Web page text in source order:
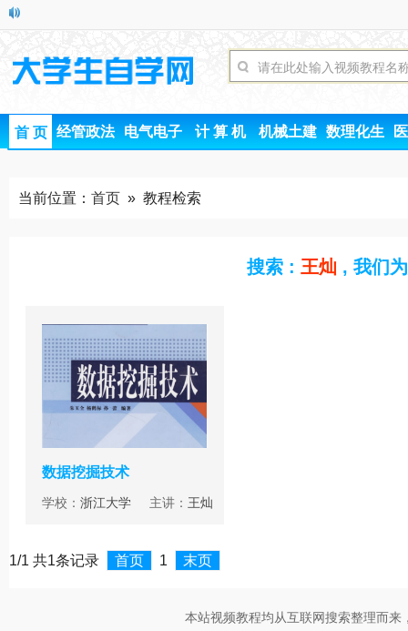
首 页 经管政法 电气电子 计 算 机 机械土建 数理化生
当前位置： 首页 » 教程检索
搜索 : 王灿 , 我们
数据挖掘技术
学校： 浙江大学 主讲： 王灿
1/1 共1条记录 首页 1 末页
本站视频教程均从互联网搜索整理而